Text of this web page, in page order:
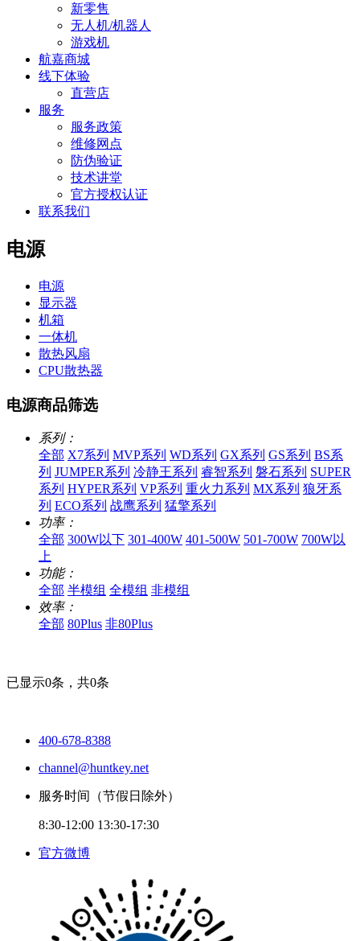
新零售
无人机/机器人
游戏机
航嘉商城
线下体验
直营店
服务
服务政策
维修网点
防伪验证
技术讲堂
官方授权认证
联系我们
电源
电源
显示器
机箱
一体机
散热风扇
CPU散热器
电源商品筛选
系列：
全部 X7系列 MVP系列 WD系列 GX系列 GS系列 BS系
列 JUMPER系列 冷静王系列 睿智系列 磐石系列 SUPER
系列 HYPER系列 VP系列 重火力系列 MX系列 狼牙系
列 ECO系列 战鹰系列 猛擎系列
功率：
全部 300W以下 301-400W 401-500W 501-700W 700W以
上
功能：
全部 半模组 全模组 非模组
效率：
全部 80Plus 非80Plus
已显示0条，共0条
400-678-8388
channel@huntkey.net
服务时间（节假日除外）
8:30-12:00 13:30-17:30
官方微博